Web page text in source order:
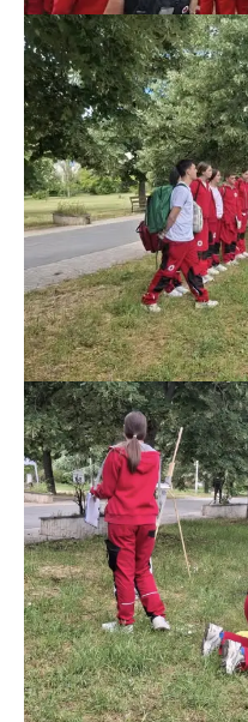
ЕДУКАТИВНО